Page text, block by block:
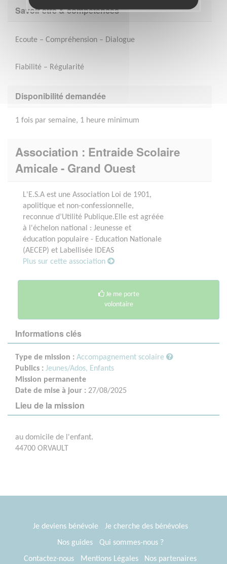
Savoir être & compétences
Ecoute – Compréhension – Dialogue
Fiabilité – Régularité
Disponibilité demandée
1 fois par semaine, 1 heure minimum
Association : Entraide Scolaire
Amicale - Grand Ouest
L'E.S.A est une Association Loi de 1901,
apolitique et non-confessionnelle,
reconnue d’Utilité Publique.Elle est agréée
à l'échelon national : Jeunesse et
éducation populaire - Education Nationale
(AECEP) et Labellisée IDEAS
Plus sur cette association
Je me porte
volontaire
Informations clés
Type de mission : Accompagnement scolaire
Publics : Jeunes/Ados, Enfants
Mission permanente
Date de mise à jour : 27/08/2025
Lieu de la mission
au domicile de l'enfant.
44700 ORVAULT
Je deviens bénévole
Je cherche des bénévoles
Nos guides
Qui sommes-nous ?
Contactez-nous
Mentions Légales Nos partenaires